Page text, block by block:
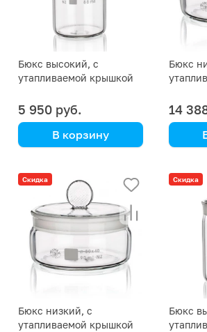
Бюкс высокий, с
утапливаемой крышкой
5 950 руб.
В корзину
(Кат. № 2602/N/632 421
202 306) (Simax)
Бюкс
14
(Кат. №
202
Скидка
Бюкс низкий, с
утапливаемой крышкой
Скидка
Бюкс